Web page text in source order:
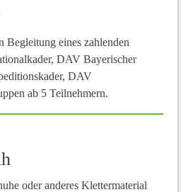
Begleitung eines zahlenden
DAV Bayerischer
DAV
ab 5 Teilnehmern.
oder anderes Klettermaterial